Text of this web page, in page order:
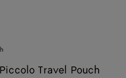
Travel Pouch